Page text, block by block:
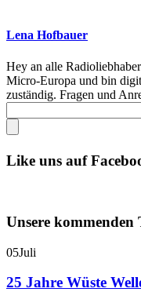
Lena Hofbauer
Hey an alle
Micro-Europa und bin
zuständig. Fragen und
Like uns auf
Unsere kommenden
05Juli
25 Jahre Wüste